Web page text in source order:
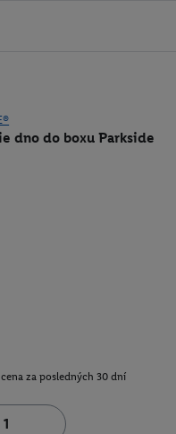
dno do boxu Parkside
za posledných 30 dní